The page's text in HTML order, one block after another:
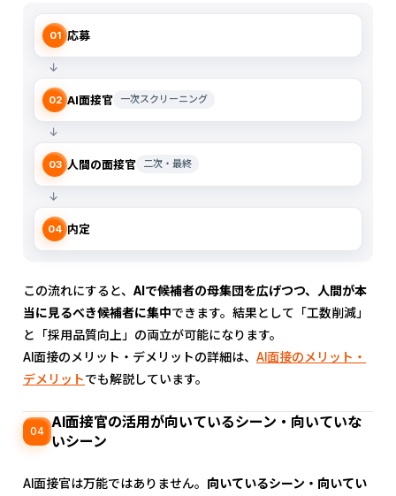
01 応募
↓
02 AI面接官 一次スクリーニング
↓
03 人間の面接官 二次・最終
↓
04 内定
この流れにすると、 AIで候補者の母集団を広げつつ、人間が本
当に見るべき候補者に集中できます。結果として「工数削減」
と「採用品質向上」の両立が可能になります。
AI面接のメリット・デメリットの詳細は、 AI面接のメリット・
デメリットでも解説しています。
04
AI面接官の活用が向いているシーン・向いていな
いシーン
AI面接官は万能ではありません。 向いているシーン・向いてい